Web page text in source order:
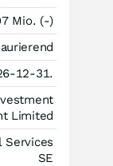
Mio. (-)
12-31.
Limited
Services
SE